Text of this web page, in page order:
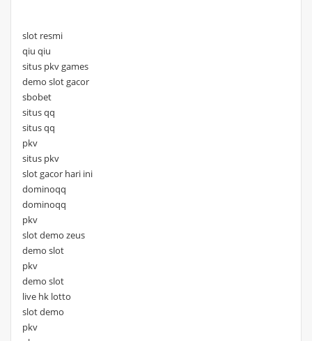
slot resmi
qiu qiu
situs pkv games
demo slot gacor
sbobet
situs qq
situs qq
pkv
situs pkv
slot gacor hari ini
dominoqq
dominoqq
pkv
slot demo zeus
demo slot
pkv
demo slot
live hk lotto
slot demo
pkv